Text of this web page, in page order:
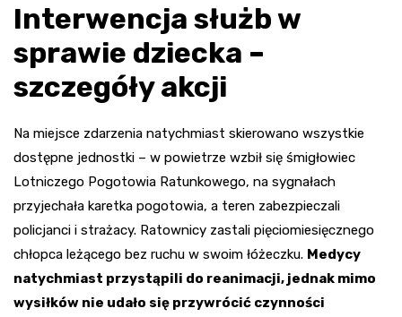
Interwencja służb w
sprawie dziecka –
szczegóły akcji
Na miejsce zdarzenia natychmiast skierowano wszystkie
dostępne jednostki – w powietrze wzbił się śmigłowiec
Lotniczego Pogotowia Ratunkowego, na sygnałach
przyjechała karetka pogotowia, a teren zabezpieczali
policjanci i strażacy. Ratownicy zastali pięciomiesięcznego
chłopca leżącego bez ruchu w swoim łóżeczku. Medycy
natychmiast przystąpili do reanimacji, jednak mimo
wysiłków nie udało się przywrócić czynności